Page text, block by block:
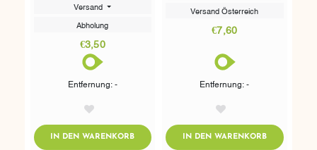
Versand
Abholung
€3,50
Entfernung: -
IN DEN WARENKORBADDTOCART
Versand Österreich
€7,60
Entfernung: -
IN DEN WARENKORBADDTOCART